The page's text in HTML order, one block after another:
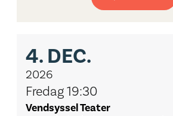
4. DEC.
2026
Fredag 19:30
Vendsyssel Teater